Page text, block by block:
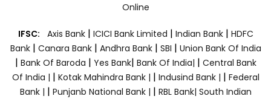
Online
IFSC: Axis Bank | ICICI Bank Limited | Indian Bank | HDFC
Bank| Canara Bank | Andhra Bank| SBI | Union Bank Of India
| Bank Of Baroda | Yes Bank| Bank Of India| | Central Bank
Of India | | Kotak Mahindra Bank | | Indusind Bank | | Federal
Bank | | Punjanb National Bank | | RBL Bank| South Indian